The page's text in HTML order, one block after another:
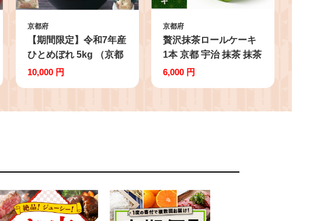
京都府
【期間限定】令和7年産
ひとめぼれ 5kg （京都
お米 ごはん 精米 白米
定】
10,000 円
京都府
贅沢抹茶ロールケーキ
1本 京都 宇治 抹茶 抹茶
スイーツ ロールケーキ
ト 洋菓子 贅沢 宇治抹
ンキング ご当地 グルメ
ギフト お歳暮 お中元
母の日 父の日 敬老の日
6,000 円